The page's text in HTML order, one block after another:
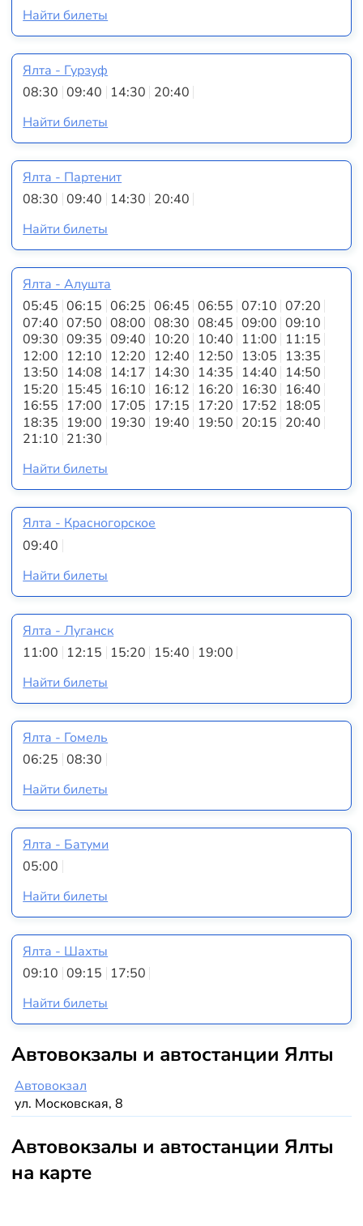
Найти билеты
Ялта - Гурзуф
08:30 09:40 14:30 20:40
Найти билеты
Ялта - Партенит
08:30 09:40 14:30 20:40
Найти билеты
Ялта - Алушта
05:45 06:15 06:25 06:45 06:55 07:10 07:20
07:40 07:50 08:00 08:30 08:45 09:00 09:10
09:30 09:35 09:40 10:20 10:40 11:00 11:15
12:00 12:10 12:20 12:40 12:50 13:05 13:35
13:50 14:08 14:17 14:30 14:35 14:40 14:50
15:20 15:45 16:10 16:12 16:20 16:30 16:40
16:55 17:00 17:05 17:15 17:20 17:52 18:05
18:35 19:00 19:30 19:40 19:50 20:15 20:40
21:10 21:30
Найти билеты
Ялта - Красногорское
09:40
Найти билеты
Ялта - Луганск
11:00 12:15 15:20 15:40 19:00
Найти билеты
Ялта - Гомель
06:25 08:30
Найти билеты
Ялта - Батуми
05:00
Найти билеты
Ялта - Шахты
09:10 09:15 17:50
Найти билеты
Автовокзалы и автостанции Ялты
Автовокзал
ул. Московская, 8
Автовокзалы и автостанции Ялты
на карте